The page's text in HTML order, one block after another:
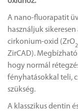
A nano-fluorapatit
használjuk
cirkonium-oxid (ZrO
2
ZirCAD).
hogy normál
fényhatásokkal teli,
szükség.
A klasszikus dentin